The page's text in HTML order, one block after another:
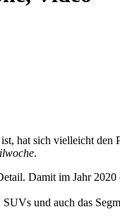
hat sich vielleicht
.
Damit im Jahr
und auch das